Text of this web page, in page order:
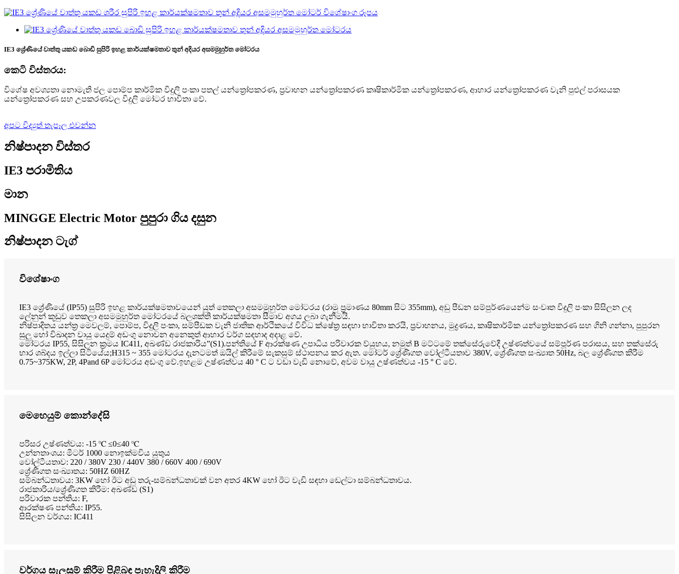
IE3 ශ්‍රේණියේ වාත්තු යකඩ බොඩි සුපිරි ඉහළ කාර්යක්ෂමතාව තුන් අදියර අසමමුහුර්ත මෝටරය
කෙටි විස්තරය:
විශේෂ අවශ්‍යතා නොමැති ජල පොම්ප කාර්මික විදුලි පංකා පතල් යන්ත්‍රෝපකරණ, ප්‍රවාහන යන්ත්‍රෝපකරණ කෘෂිකාර්මික යන්ත්‍රෝපකරණ, ආහාර යන්ත්‍රෝපකරණ වැනි පුළුල් පරාසයක
යන්ත්‍රෝපකරණ සහ උපකරණවල විදුලි මෝටර භාවිතා වේ.
අපට විද්‍යුත් තැපෑල එවන්න
නිෂ්පාදන විස්තර
IE3 පරාමිතිය
මාන
MINGGE Electric Motor පුපුරා ගිය දසුන
නිෂ්පාදන ටැග්
විශේෂාංග
IE3 ශ්‍රේණියේ (IP55) සුපිරි ඉහළ කාර්යක්ෂමතාවයෙන් යුත් තෙකලා අසමමුහුර්ත මෝටරය (රාමු ප්‍රමාණය 80mm සිට 355mm), අඩු පීඩන සම්පුර්ණයෙන්ම සංවෘත විදුලි පංකා සිසිලන ලද
ලේනුන් කූඩුව තෙකලා අසමමුහුර්ත මෝටරයේ බලශක්ති කාර්යක්ෂමතා සීමාව අගය ලබා ගැනීමයි.
නිෂ්පාදිතය යන්ත්‍ර මෙවලම්, පොම්ප, විදුලි පංකා, සම්පීඩක වැනි ජාතික ආර්ථිකයේ විවිධ ක්ෂේත්‍ර සඳහා භාවිතා කරයි, ප්‍රවාහනය, මුද්‍රණය, කෘෂිකාර්මික යන්ත්‍රෝපකරණ සහ ගිනි ගන්නා, පුපුරන
සුලු හෝ විඛාදන වායු යෙදුම් අඩංගු නොවන අනෙකුත් ආහාර වර්ග සඳහාද අදාළ වේ.
මෝටරය IP55, සිසිලන ක්‍රමය IC411, අඛණ්ඩ රාජකාරිය”(S1).පන්තියේ F ආරක්ෂණ උපාධිය පරිවාරක ව්යුහය, නමුත් B මට්ටමේ තක්සේරුවේදී උෂ්ණත්වයේ සම්පූර්ණ පරාසය, සහ තක්සේරු
භාර ශබ්දය ඉල්ලා සිටියේය;H315 ~ 355 මෝටරය දැනටමත් ඔයිල් කිරීමේ සැකසුම් ස්ථාපනය කර ඇත. මෝටර් ශ්‍රේණිගත වෝල්ටීයතාව 380V, ශ්‍රේණිගත සංඛ්‍යාත 50Hz, බල ශ්‍රේණිගත කිරීම
0.75~375KW, 2P, 4Pand 6P මෝටරය අඩංගු වේ.ඉහළම උෂ්ණත්වය 40 ° C ට වඩා වැඩි නොවේ, අවම වායු උෂ්ණත්වය -15 ° C වේ.
මෙහෙයුම් කොන්දේසි
පරිසර උෂ්ණත්වය: -15 ℃ ≤0≤40 ℃
උන්නතාංශය: මීටර් 1000 නොඉක්මවිය යුතුය
වෝල්ටීයතාව: 220 / 380V 230 / 440V 380 / 660V 400 / 690V
ශ්‍රේණිගත සංඛ්‍යාතය: 50HZ 60HZ
සම්බන්ධතාවය: 3KW හෝ ඊට අඩු තරු-සම්බන්ධතාවක් වන අතර 4KW හෝ ඊට වැඩි සඳහා ඩෙල්ටා සම්බන්ධතාවය.
රාජකාරිය/ශ්‍රේණිගත කිරීම: අඛණ්ඩ (S1)
පරිවාරක පන්තිය: F,
ආරක්ෂණ පන්තිය: IP55.
සිසිලන වර්ගය: IC411
වර්ගය සැලසුම් කිරීම පිළිබඳ පැහැදිලි කිරීම